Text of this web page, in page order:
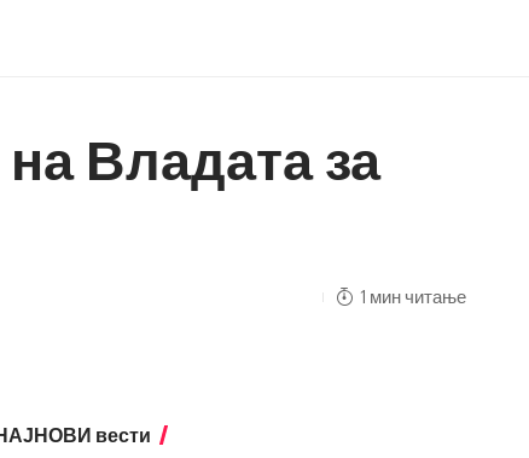
Владата за
1 мин читање
вести